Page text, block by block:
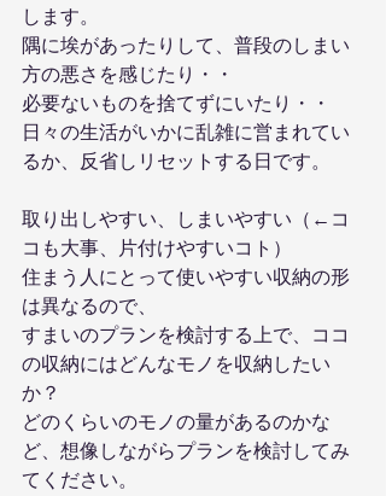
します。
隅に埃があったりして、普段のしまい
方の悪さを感じたり・・
必要ないものを捨てずにいたり・・
日々の生活がいかに乱雑に営まれてい
るか、反省しリセットする日です。
取り出しやすい、しまいやすい（←コ
コも大事、片付けやすいコト）
住まう人にとって使いやすい収納の形
は異なるので、
すまいのプランを検討する上で、ココ
の収納にはどんなモノを収納したい
か？
どのくらいのモノの量があるのかな
ど、想像しながらプランを検討してみ
てください。